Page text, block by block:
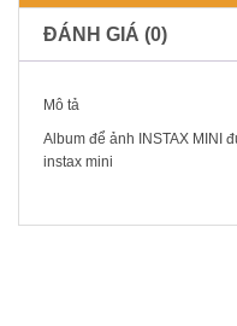
ĐÁNH GIÁ (0)
Mô tả
Album để ảnh INSTAX MINI
instax mini